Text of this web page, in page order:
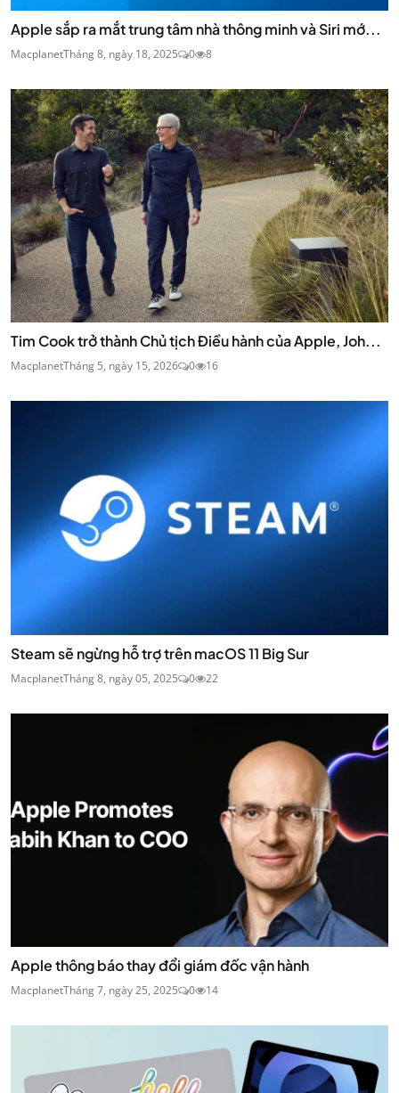
Apple sắp ra mắt trung tâm nhà thông minh và Siri mớ...
MacplanetTháng 8, ngày 18, 2025 0 8
Tim Cook trở thành Chủ tịch Điều hành của Apple, Joh...
MacplanetTháng 5, ngày 15, 2026 0 16
Steam sẽ ngừng hỗ trợ trên macOS 11 Big Sur
MacplanetTháng 8, ngày 05, 2025 0 22
Apple thông báo thay đổi giám đốc vận hành
MacplanetTháng 7, ngày 25, 2025 0 14